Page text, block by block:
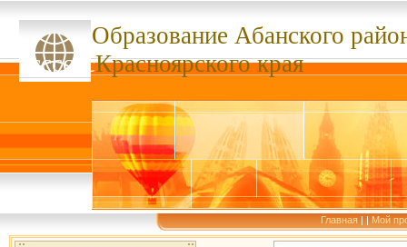
Образование Абанского
сссссссКрасноярского края
Главная | | Мой